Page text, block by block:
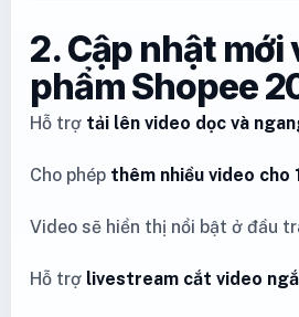
2. Cập nhật
phẩm Shopee
Hỗ trợ tải lên video dọc và
Cho phép thêm nhiều video cho
Video sẽ hiển thị nổi bật ở đầu
Hỗ trợ livestream cắt video